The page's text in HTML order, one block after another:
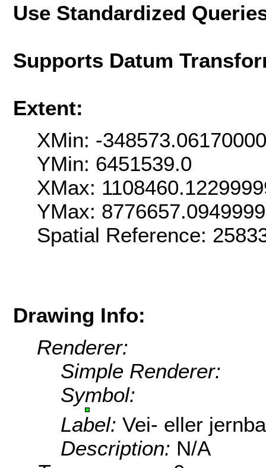
Use Standardized
Supports Datum
Extent:
XMin: -
YMin: 6451539.0
XMax:
YMax:
Spatial Reference:
Drawing Info:
Renderer:
Simple Renderer:
Symbol:
Label: Vei- eller
Description: N/A